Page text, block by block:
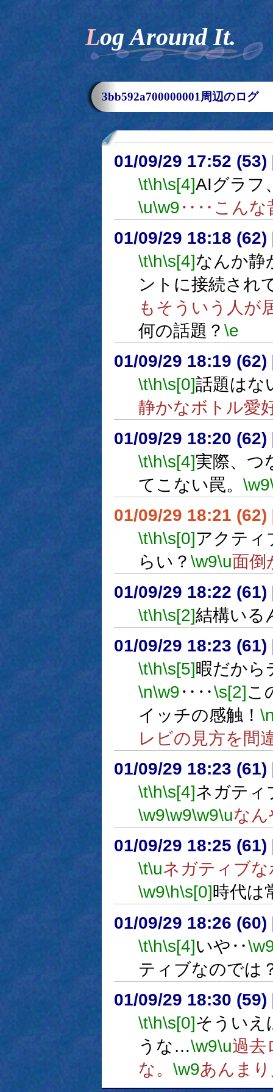
Log Around It.
3bb592a700000001周辺のログ
01/09/29 17:52 (53)
\t\h\s[4]AIグラ
\u\w9‥‥こんな
01/09/29 18:18 (62)
\t\h\s[4]なんか静
ントに接続され
もそういう人が
何の話題？ \e
01/09/29 18:19 (62)
\t\h\s[0]話題はな
静かなボトル愛
01/09/29 18:20 (62)
\t\h\s[4]実際、つ
てこない罠。 \w9
01/09/29 18:21 (62)
\t\h\s[0]アクティ
らい？ \w9\u面倒
01/09/29 18:22 (61)
\t\h\s[2]結構いる
01/09/29 18:23 (61)
\t\h\s[5]暇だから
\n\w9‥‥\s[2]こ
イッチの感触！
レビの見方を間
01/09/29 18:23 (61)
\t\h\s[4]ネガティ
\w9\w9\w9\uなん
01/09/29 18:25 (61)
\t\uネガティブ
\w9\h\s[0]時代は
01/09/29 18:26 (60)
\t\h\s[4]いや‥
ティブなのでは
01/09/29 18:30 (59)
\t\h\s[0]そういえ
うな…\w9\u過去
な。 \w9あんま